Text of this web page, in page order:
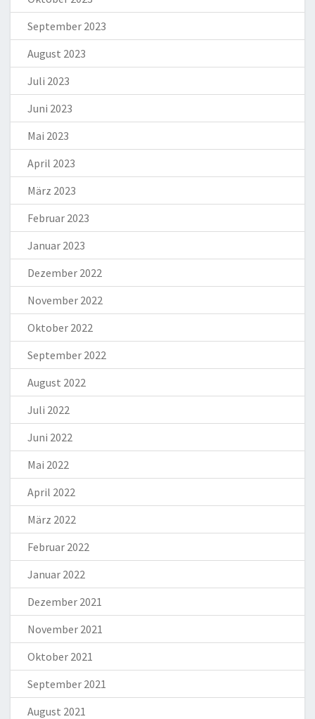
September 2023
August 2023
Juli 2023
Juni 2023
Mai 2023
April 2023
März 2023
Februar 2023
Januar 2023
Dezember 2022
November 2022
Oktober 2022
September 2022
August 2022
Juli 2022
Juni 2022
Mai 2022
April 2022
März 2022
Februar 2022
Januar 2022
Dezember 2021
November 2021
Oktober 2021
September 2021
August 2021